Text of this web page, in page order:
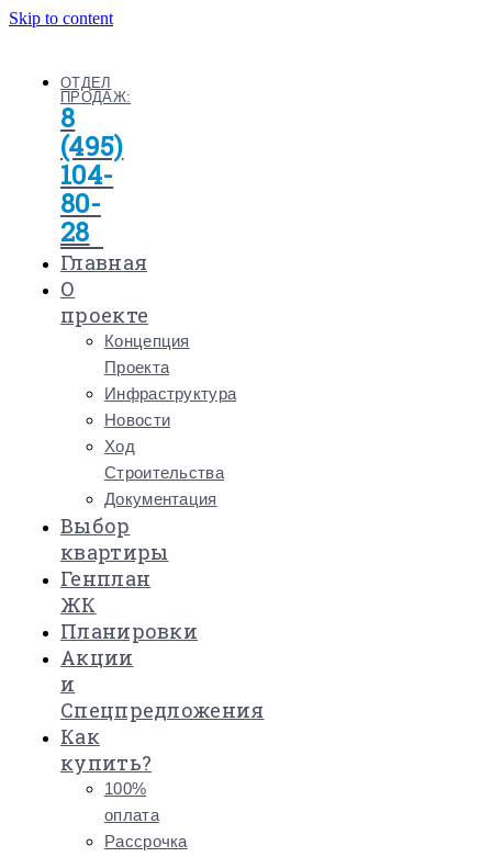
Skip to content
ОТДЕЛ
ПРОДАЖ:
8
(495)
104-
80-
28
Главная
О
проекте
Концепция
Проекта
Инфраструктура
Новости
Ход
Строительства
Документация
Выбор
квартиры
Генплан
ЖК
Планировки
Акции
и
Спецпредложения
Как
купить?
100%
оплата
Рассрочка